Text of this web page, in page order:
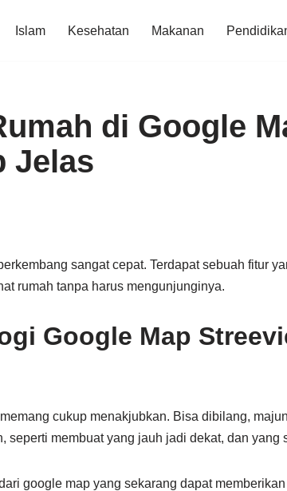
Islam Kesehatan Makanan
di Google
Jelas
sangat cepat. Terdapat sebuah fitur
rumah tanpa harus mengunjunginya.
Google Map
cukup menakjubkan. Bisa dibilang,
seperti membuat yang jauh jadi dekat, dan yang
google map yang sekarang dapat